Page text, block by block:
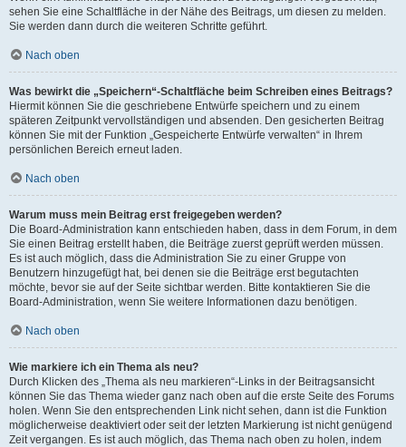
sehen Sie eine Schaltfläche in der Nähe des Beitrags, um diesen zu melden.
Sie werden dann durch die weiteren Schritte geführt.
Nach oben
Was bewirkt die „Speichern“-Schaltfläche beim Schreiben eines Beitrags?
Hiermit können Sie die geschriebene Entwürfe speichern und zu einem
späteren Zeitpunkt vervollständigen und absenden. Den gesicherten Beitrag
können Sie mit der Funktion „Gespeicherte Entwürfe verwalten“ in Ihrem
persönlichen Bereich erneut laden.
Nach oben
Warum muss mein Beitrag erst freigegeben werden?
Die Board-Administration kann entschieden haben, dass in dem Forum, in dem
Sie einen Beitrag erstellt haben, die Beiträge zuerst geprüft werden müssen.
Es ist auch möglich, dass die Administration Sie zu einer Gruppe von
Benutzern hinzugefügt hat, bei denen sie die Beiträge erst begutachten
möchte, bevor sie auf der Seite sichtbar werden. Bitte kontaktieren Sie die
Board-Administration, wenn Sie weitere Informationen dazu benötigen.
Nach oben
Wie markiere ich ein Thema als neu?
Durch Klicken des „Thema als neu markieren“-Links in der Beitragsansicht
können Sie das Thema wieder ganz nach oben auf die erste Seite des Forums
holen. Wenn Sie den entsprechenden Link nicht sehen, dann ist die Funktion
möglicherweise deaktiviert oder seit der letzten Markierung ist nicht genügend
Zeit vergangen. Es ist auch möglich, das Thema nach oben zu holen, indem